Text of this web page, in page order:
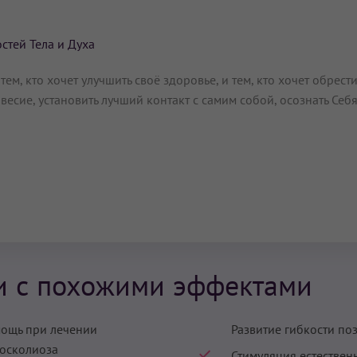
Тела и Духа
кто хочет улучшить своё здоровье, и тем, кто хочет обрести
установить лучший контакт с самим собой, осознать
с похожими эффектами
при лечении
Развитие гибкости